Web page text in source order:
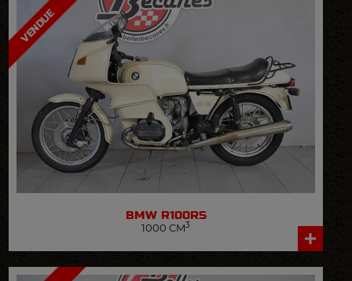
VENDUE
BMW R100RS
1000 CM3
VOIR LA FICHE DÉTAILLÉE